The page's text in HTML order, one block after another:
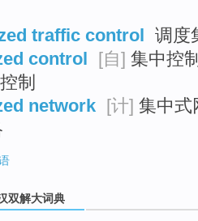
traffic control 调度
control [自] 集中控
制
network [计] 集中式
双解大词典